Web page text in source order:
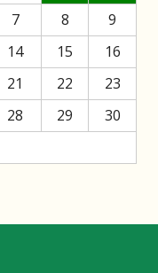
7 8
9
14 15
16
21 22
23
28 29
30